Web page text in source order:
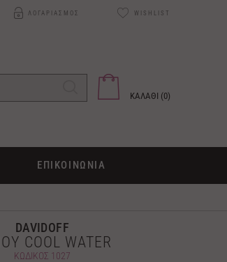
ΛΟΓΑΡΙΑΣΜΟΣ WISHLIST
ΚΑΛΑΘΙ (0)
ΕΠΙΚΟΙΝΩΝΙΑ
DAVIDOFF
COOL WATER
ΚΩΔΙΚΟΣ 1027